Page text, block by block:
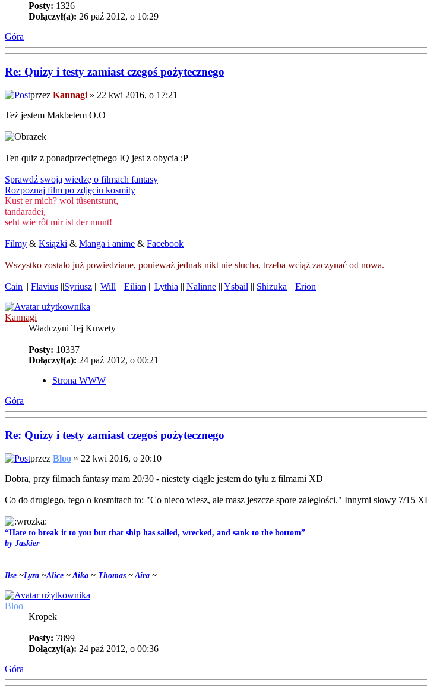
Posty: 1326
Dołączył(a): 26 paź 2012, o 10:29
Góra
Re: Quizy i testy zamiast czegoś pożytecznego
przez Kannagi » 22 kwi 2016, o 17:21
Też jestem Makbetem O.O
Ten quiz z ponadprzeciętnego IQ jest z obycia ;P
Sprawdź swoją wiedzę o filmach fantasy
Rozpoznaj film po zdjęciu kosmity
Kust er mich? wol tûsentstunt,
tandaradei,
seht wie rôt mir ist der munt!
Filmy & Książki & Manga i anime & Facebook
Wszystko zostało już powiedziane, ponieważ jednak nikt nie słucha, trzeba wciąż zaczynać od nowa.
Cain || Flavius ||Syriusz || Will || Eilian || Lythia || Nalinne || Ysbail || Shizuka || Erion
Kannagi
Władczyni Tej Kuwety
Posty: 10337
Dołączył(a): 24 paź 2012, o 00:21
Strona WWW
Góra
Re: Quizy i testy zamiast czegoś pożytecznego
przez Bloo » 22 kwi 2016, o 20:10
Dobra, przy filmach fantasy mam 20/30 - niestety ciągle jestem do tyłu z filmami XD
Co do drugiego, tego o kosmitach to: "Co nieco wiesz, ale masz jeszcze spore zaległości." Innymi słowy 7/15
“Hate to break it to you but that ship has sailed, wrecked, and sank to the bottom”
by Jaskier
Ilse ~Lyra ~Alice ~ Aika ~ Thomas ~ Aira ~
Bloo
Kropek
Posty: 7899
Dołączył(a): 24 paź 2012, o 00:36
Góra